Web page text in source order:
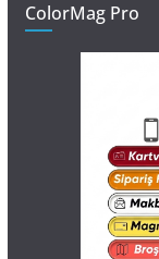
ColorMag Pro